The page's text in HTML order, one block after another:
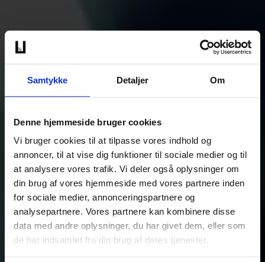
Samtykke Detaljer Om
Denne hjemmeside bruger cookies
Vi bruger cookies til at tilpasse vores indhold og
annoncer, til at vise dig funktioner til sociale medier og til
at analysere vores trafik. Vi deler også oplysninger om
din brug af vores hjemmeside med vores partnere inden
for sociale medier, annonceringspartnere og
analysepartnere. Vores partnere kan kombinere disse
data med andre oplysninger, du har givet dem, eller som
de har indsamlet fra din brug af deres tjenester.